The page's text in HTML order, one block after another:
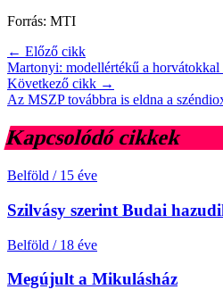
Forrás: MTI
← Előző cikk
Martonyi: modellértékű a horvátokkal
Következő cikk →
Az MSZP továbbra is eldna a
Kapcsolódó cikkek
Belföld / 15 éve
Szilvásy szerint Budai
Belföld / 18 éve
Megújult a Mikulásház